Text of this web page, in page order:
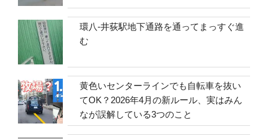
環八-井荻駅地下通路を通ってまっすぐ進
む
黄色いセンターラインでも自転車を抜い
てOK？2026年4月の新ルール、実はみん
なが誤解している3つのこと